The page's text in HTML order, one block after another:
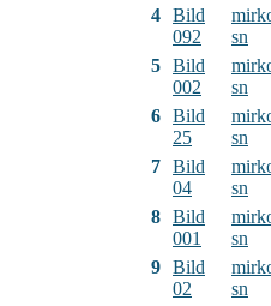
4 Bild
092
sn
5 Bild
002
sn
6 Bild
25
sn
7 Bild
04
sn
8 Bild
001
sn
9 Bild
02
sn